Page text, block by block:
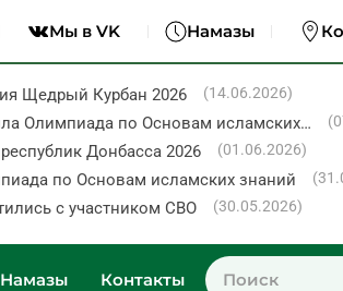
Мы в VK Намазы
Щедрый Курбан 2026 (14.06.2026)
Олимпиада по Основам исламских…
Донбасса 2026 (01.06.2026)
по Основам исламских знаний
с участником СВО (30.05.2026)
Намазы Контакты